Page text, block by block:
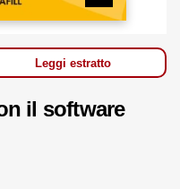
Leggi estratto
il software